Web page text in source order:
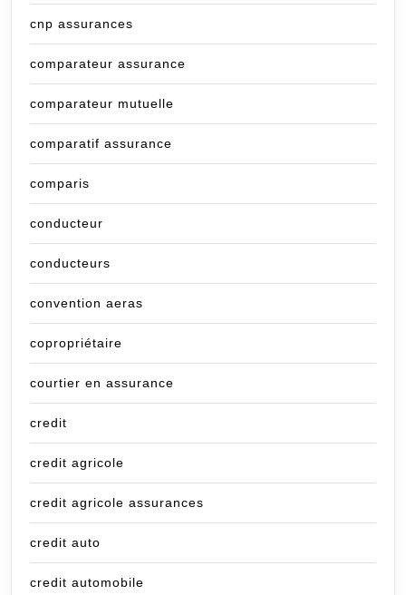
cnp assurances
comparateur assurance
comparateur mutuelle
comparatif assurance
comparis
conducteur
conducteurs
convention aeras
copropriétaire
courtier en assurance
credit
credit agricole
credit agricole assurances
credit auto
credit automobile